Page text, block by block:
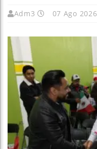
Adm3 07 Ago 2026